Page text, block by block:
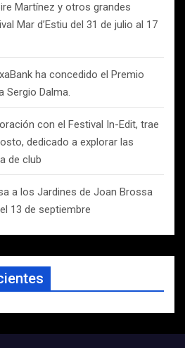
Martínez y otros grandes
Mar d’Estiu del 31 de julio al 17
ha concedido el Premio
Sergio Dalma.
con el Festival In-Edit, trae
dedicado a explorar las
de club
a los Jardines de Joan Brossa
13 de septiembre